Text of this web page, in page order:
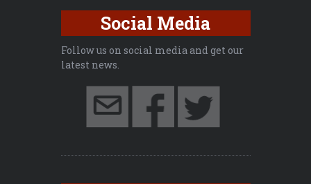
Social Media
Follow us on social media and get our
latest news.